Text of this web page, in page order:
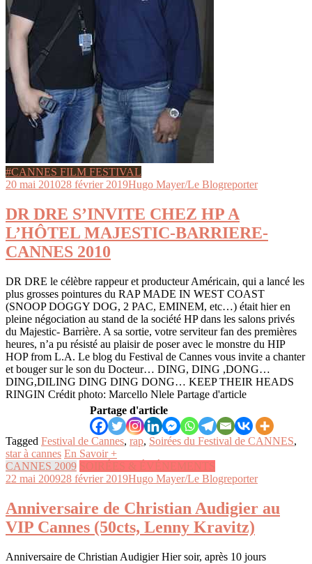
#CANNES FILM FESTIVAL
20 mai 201028 février 2019Hugo Mayer/Le Blogreporter
DR DRE S’INVITE CHEZ HP A
L’HÔTEL MAJESTIC-BARRIERE-
CANNES 2010
DR DRE le célèbre rappeur et producteur Américain, qui a lancé les
plus grosses pointures du RAP MADE IN WEST COAST
(SNOOP DOGGY DOG, 2 PAC, EMINEM, etc…) était hier en
pleine négociation au stand de la société HP dans les salons privés
du Majestic- Barrière. A sa sortie, votre serviteur fan des premières
heures, n’a pu résisté au plaisir de poser avec le monstre du HIP
HOP from L.A. Le blog du Festival de Cannes vous invite a chanter
et bouger sur le son du Docteur… DING, DING ,DONG…
DING,DILING DING DING DONG… KEEP THEIR HEADS
RINGIN Crédit photo: Marcello Nlele Partage d'article
Partage d'article
Tagged Festival de Cannes, rap, Soirées du Festival de CANNES,
star à cannes En Savoir +
CANNES 2009 SOIRÉES & ÉVÉNEMENTS
22 mai 200928 février 2019Hugo Mayer/Le Blogreporter
Anniversaire de Christian Audigier au
VIP Cannes (50cts, Lenny Kravitz)
Anniversaire de Christian Audigier Hier soir, après 10 jours